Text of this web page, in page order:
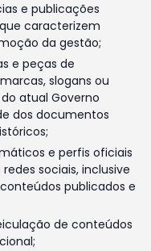
e publicações
caracterizem
da gestão;
e peças de
slogans ou
atual Governo
dos documentos
e perfis oficiais
sociais, inclusive
publicados e
de conteúdos